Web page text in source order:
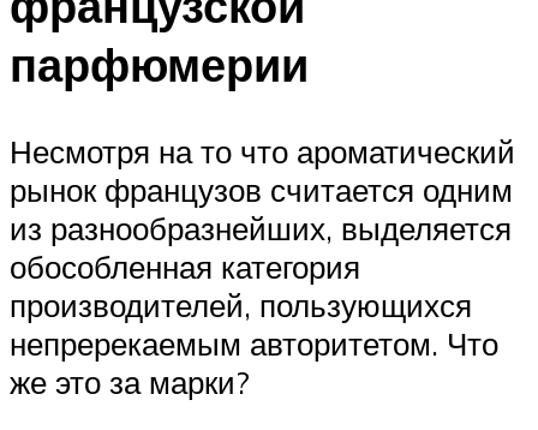
парфюмерии
Несмотря на то что ароматический
рынок французов считается одним
из разнообразнейших, выделяется
обособленная категория
производителей, пользующихся
непререкаемым авторитетом. Что
же это за марки?